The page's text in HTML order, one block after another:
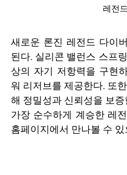
레전
새로운 론진 레전드 다이
된다. 실리콘 밸런스 스프링
상의 자기 저항력을 구현
워 리저브를 제공한다. 또
해 정밀성과 신뢰성을 보
가장 순수하게 계승한 레
홈페이지에서 만나볼 수